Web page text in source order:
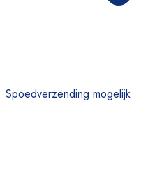
Spoedverzending mogelijk